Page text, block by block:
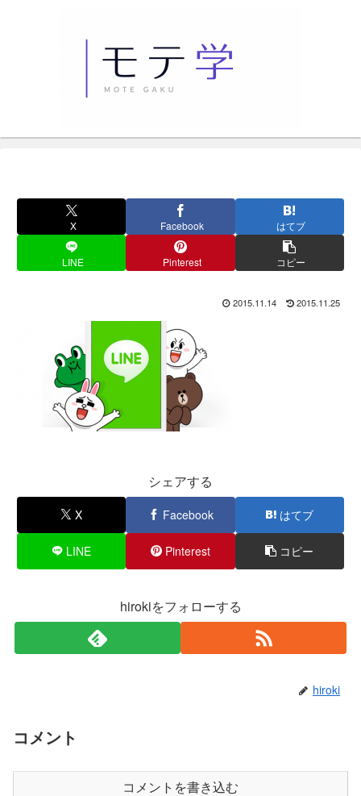
X Facebook はてブ
LINE Pinterest コピー
2015.11.14 2015.11.25
シェアする
X Facebook はてブ
LINE Pinterest コピー
hirokiをフォローする
hiroki
コメント
コメントを書き込む